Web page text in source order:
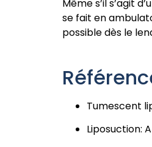
Même s’il s’agit
se fait en
possible dès le
Tumescent
Liposuction: